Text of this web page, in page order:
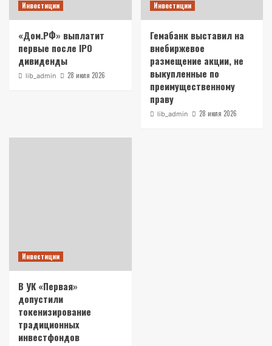
Инвестиции
«Дом.РФ» выплатит
первые после IPO
дивиденды
lib_admin 28 июля 2026
Инвестиции
Гемабанк выставил на
внебиржевое
размещение акции, не
выкупленные по
преимущественному
праву
lib_admin 28 июля 2026
Инвестиции
В УК «Первая»
допустили
токенизирование
традиционных
инвестфондов